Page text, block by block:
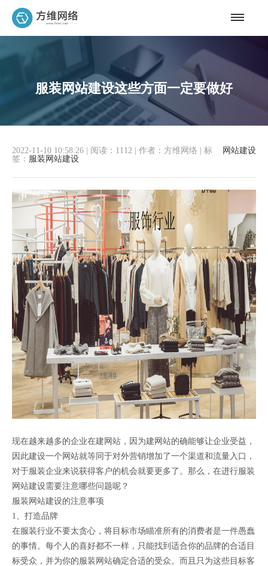
服装网站建设这些方面一定要做好
网站建设
2022-11-10 10:58:26 阅读：1112 作者：方维网络
标
签： 服装网站建设
现在越来越多的企业在建网站，因为建网站的确能够让企业受益，
因此建设一个网站就等同于对外营销增加了一个渠道和流量入口，
对于服装企业来说获得客户的机会就要更多了。那么，在进行服装
网站建设需要注意哪些问题呢？
服装网站建设的注意事项
1、打造品牌
在服装行业不要太贪心，将目标市场瞄准所有的消费者是一件愚蠢
的事情。每个人的喜好都不一样，只能找到适合你的品牌的合适目
标受众，并为你的服装网站确定合适的受众。而且只为这些目标客